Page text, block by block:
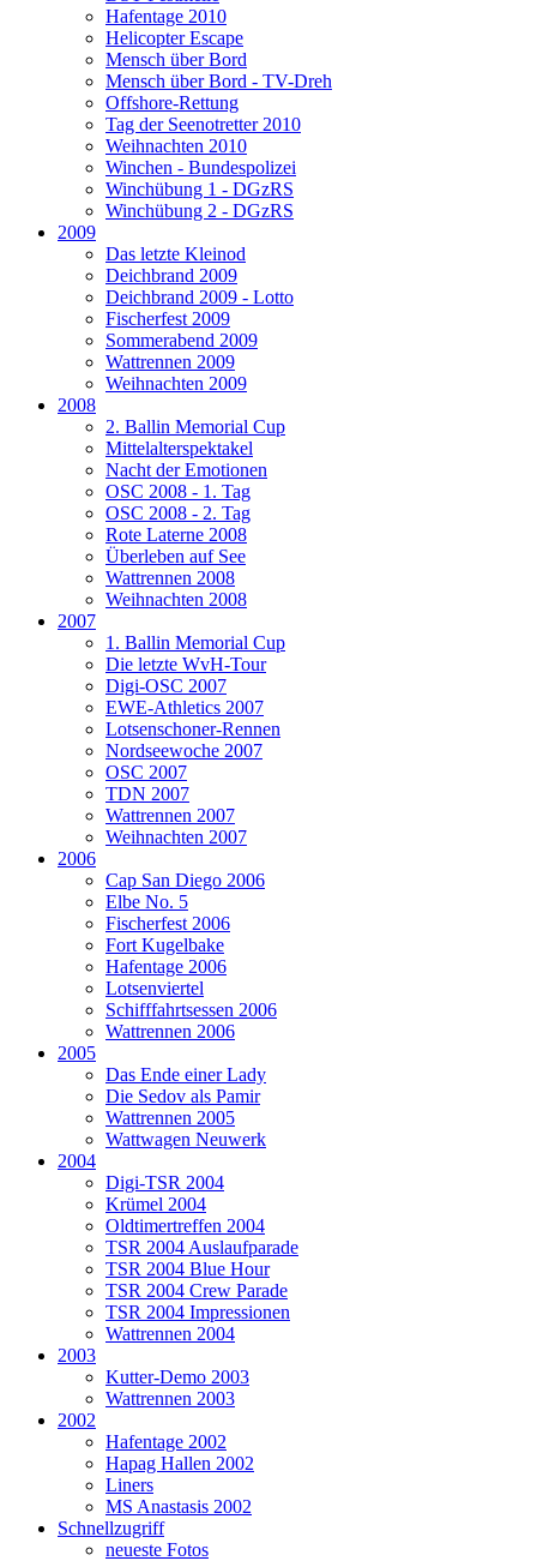
Hafentage 2010
Helicopter Escape
Mensch über Bord
Mensch über Bord - TV-Dreh
Offshore-Rettung
Tag der Seenotretter 2010
Weihnachten 2010
Winchen - Bundespolizei
Winchübung 1 - DGzRS
Winchübung 2 - DGzRS
2009
Das letzte Kleinod
Deichbrand 2009
Deichbrand 2009 - Lotto
Fischerfest 2009
Sommerabend 2009
Wattrennen 2009
Weihnachten 2009
2008
2. Ballin Memorial Cup
Mittelalterspektakel
Nacht der Emotionen
OSC 2008 - 1. Tag
OSC 2008 - 2. Tag
Rote Laterne 2008
Überleben auf See
Wattrennen 2008
Weihnachten 2008
2007
1. Ballin Memorial Cup
Die letzte WvH-Tour
Digi-OSC 2007
EWE-Athletics 2007
Lotsenschoner-Rennen
Nordseewoche 2007
OSC 2007
TDN 2007
Wattrennen 2007
Weihnachten 2007
2006
Cap San Diego 2006
Elbe No. 5
Fischerfest 2006
Fort Kugelbake
Hafentage 2006
Lotsenviertel
Schifffahrtsessen 2006
Wattrennen 2006
2005
Das Ende einer Lady
Die Sedov als Pamir
Wattrennen 2005
Wattwagen Neuwerk
2004
Digi-TSR 2004
Krümel 2004
Oldtimertreffen 2004
TSR 2004 Auslaufparade
TSR 2004 Blue Hour
TSR 2004 Crew Parade
TSR 2004 Impressionen
Wattrennen 2004
2003
Kutter-Demo 2003
Wattrennen 2003
2002
Hafentage 2002
Hapag Hallen 2002
Liners
MS Anastasis 2002
Schnellzugriff
neueste Fotos